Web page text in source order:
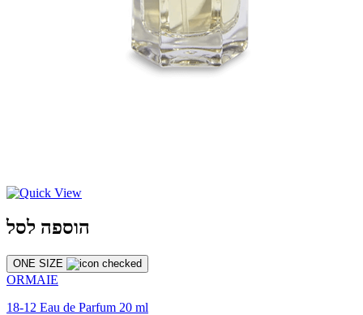
הוספה לסל
ONE SIZE
ORMAIE
18-12 Eau de Parfum 20 ml